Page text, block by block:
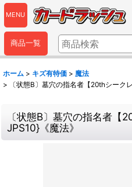
MENU
商品一覧
ホーム > キズ有特価 > 魔法
>
〔状態B〕墓穴の指名者【20thシーク
〔状態B〕墓穴の指名者【
JPS10}《魔法》